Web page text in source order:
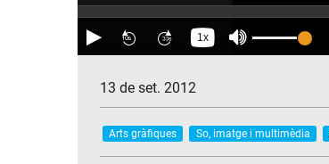
13 de set. 2012
Arts gràfiques So, imatge i multimèdia